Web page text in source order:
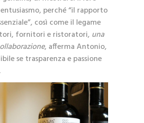
perché “il rapporto
così come il legame
fornitori e ristoratori, una
, afferma Antonio,
se trasparenza e passione